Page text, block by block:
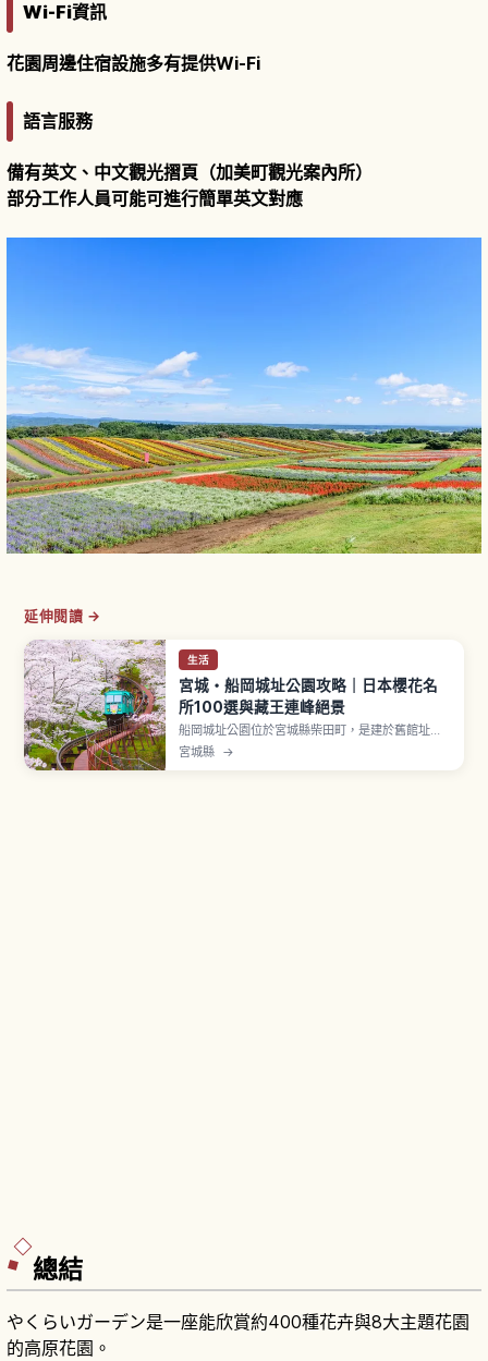
Wi-Fi資訊
花園周邊住宿設施多有提供Wi-Fi
語言服務
備有英文、中文觀光摺頁（加美町觀光案內所）
部分工作人員可能可進行簡單英文對應
延伸閱讀 →
生活
宮城・船岡城址公園攻略｜日本櫻花名
所100選與藏王連峰絕景
船岡城址公園位於宮城縣柴田町，是建於舊館址上
的城址公園，與白石川堤一目千本櫻同列「日本櫻
宮城縣 →
總結
やくらいガーデン是一座能欣賞約400種花卉與8大主題花園
的高原花園。